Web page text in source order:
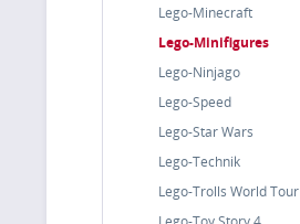
Lego-Minecraft
Lego-Minifigures
Lego-Ninjago
Lego-Speed
Lego-Star Wars
Lego-Technik
Lego-Trolls World Tour